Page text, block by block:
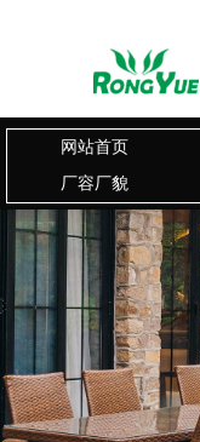
网站首页
厂容厂貌